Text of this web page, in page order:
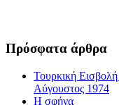
Πρόσφατα άρθρα
Τουρκική Εισβολή
Αύγουστος 1974
Η σφήνα